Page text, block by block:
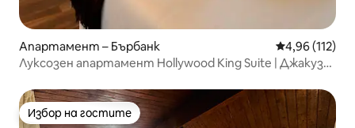
Апартамент – Бърбанк Средна
4,96 (112)
Луксозен апартамент Hollywood King Suite | Джакузи•
Избор на гостите
Избор на гостите